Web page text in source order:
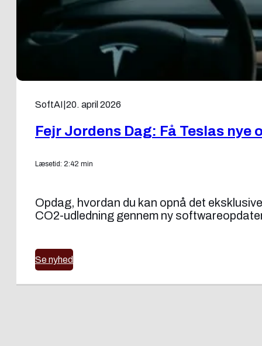
SoftAI 20. april 2026
Fejr Jordens Dag: Få Teslas
Læsetid: 2:42 min
Opdag, hvordan du kan opnå det
CO2-udledning gennem ny
Se nyhed